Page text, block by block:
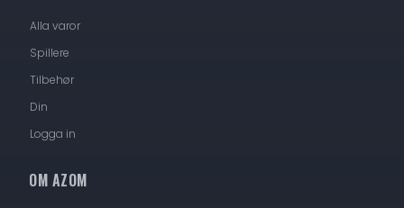
Alla varor
Spillere
Tilbehør
Din
Logga in
OM AZOM